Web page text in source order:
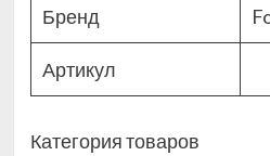
Бренд
Артикул
Категория товаров